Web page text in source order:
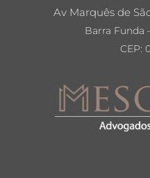
Av Marquês de
Barra Funda
CEP: